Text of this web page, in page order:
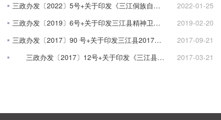
三政办发〔2022〕5号+关于印发《三江侗族自治县2021年春运工作和加强春运疫情防控工作实施方案》的通知
2022-01-25
三政办发〔2019〕6号+关于印发三江县精神卫生工作实施方案（2016-2020年）的通知
2019-02-20
三政办发〔2017〕90 号+关于印发三江县2017年建设健康城市工作方案的通知
2017-09-21
三政办发〔2017〕12号+关于印发《三江县人感染H7N9禽流感 防控工作方案》的通知
2017-03-21